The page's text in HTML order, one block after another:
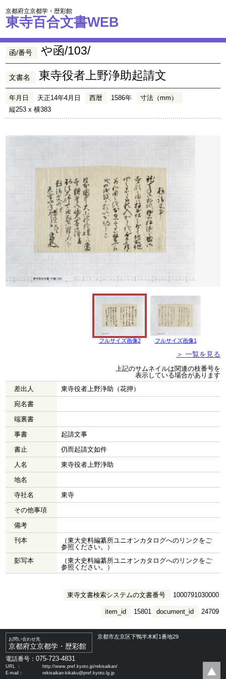
京都府立京都学・歴彩館
東寺百合文書WEB
函/番号 や函/103/
文書名 東寺役者上野浄助起請文
年月日 天正14年4月日 西暦 1586年
寸法（mm）
縦253 x 横383
フルサイズ画像2 フルサイズ画像1
＞ 一覧を見る
上記のサムネイルは関連の枝番号を
表示している場合があります
差出人
東寺役者上野浄助（花押）
宛名書
端裏書
事書
起請文事
書止
仍而起請文如件
人名
東寺役者上野浄助
地名
寺社名
東寺
その他事項
備考
刊本
（東大史料編纂所ユニオンカタログへのリンクをご
参照ください。）
影写本
（東大史料編纂所ユニオンカタログへのリンクをご
参照ください。）
東寺文書検索システムの文書番号 1000791030000
document_id 24709
item_id 15801
お問い合わせ先
京都府立京都学・歴彩館
京都市左京区下鴨半木町1番地29
電話番号：075-723-4831
URL ：
http://www.pref.kyoto.jp/rekisaikan/
E-mail：
rekisaikan-kikaku@pref.kyoto.lg.jp